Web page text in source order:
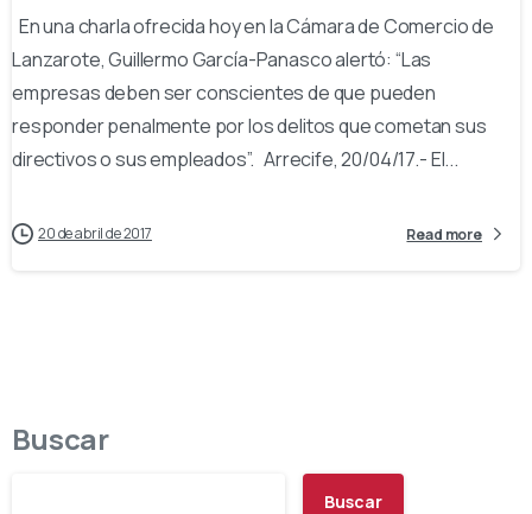
En una charla ofrecida hoy en la Cámara de Comercio de
Lanzarote, Guillermo García-Panasco alertó: “Las
empresas deben ser conscientes de que pueden
responder penalmente por los delitos que cometan sus
directivos o sus empleados”. Arrecife, 20/04/17.- El...
20 de abril de 2017 Read more
Buscar
Buscar